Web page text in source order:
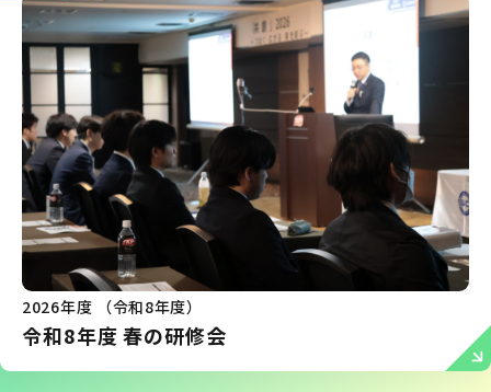
2026年度 （令和8年度）
令和8年度 春の研修会